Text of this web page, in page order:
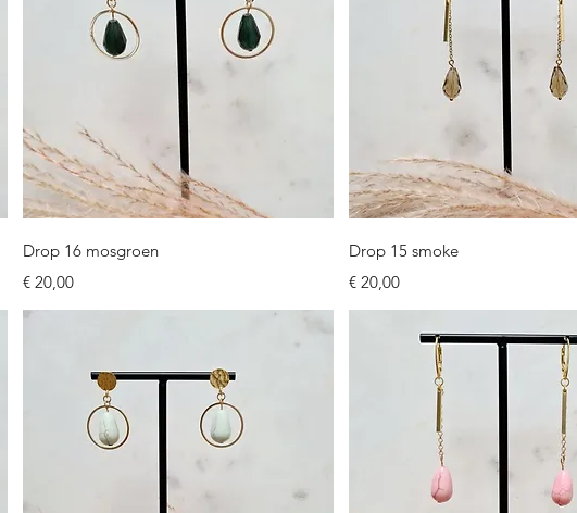
Snel overzicht
Drop 16 mosgroen
Prijs
€ 20,00
Snel overzicht
Drop 15 smoke
Prijs
€ 20,00